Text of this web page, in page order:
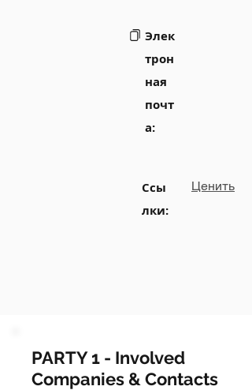
Элек
трон
ная
почт
а:
Ссы
лки:
Ценить
PARTY 1 - Involved
Companies & Contacts